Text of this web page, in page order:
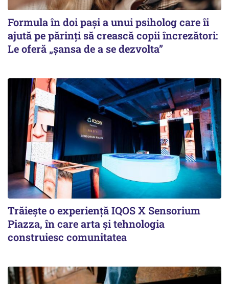
Formula în doi pași a unui psiholog care îi
ajută pe părinți să crească copii încrezători:
Le oferă „șansa de a se dezvolta”
Trăiește o experiență IQOS X Sensorium
Piazza, în care arta și tehnologia
construiesc comunitatea